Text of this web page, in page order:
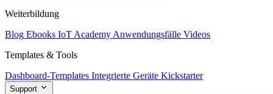
Weiterbildung
Blog Ebooks IoT Academy Anwendungsfälle Videos
Templates & Tools
Dashboard-Templates Integrierte Geräte Kickstarter
Support